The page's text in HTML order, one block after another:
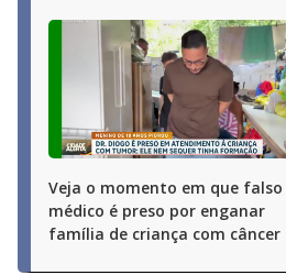
Veja o momento em que falso
médico é preso por enganar
família de criança com câncer